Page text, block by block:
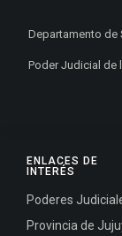
ENLACES DE
INTERÉS
Poderes
Provincia de
Departamento de
Poder Judicial de